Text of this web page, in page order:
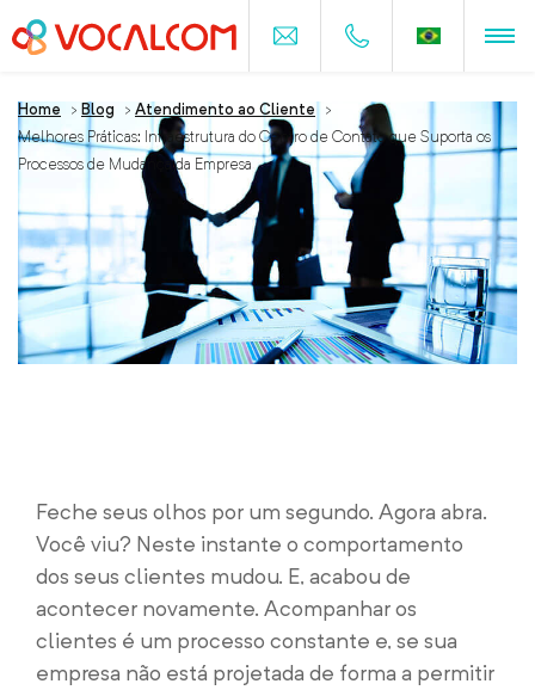
Home > Blog > Atendimento ao Cliente
>
Melhores Práticas: Infraestrutura do Centro de Contato que Suporta os
Processos de Mudança da Empresa
Melhores Práticas: Infraestrutura do
Centro de Contato que Suporta os
Processos de Mudança da Empresa
Feche seus olhos por um segundo. Agora abra.
Você viu? Neste instante o comportamento
dos seus clientes mudou. E, acabou de
acontecer novamente. Acompanhar os
clientes é um processo constante e, se sua
empresa não está projetada de forma a permitir